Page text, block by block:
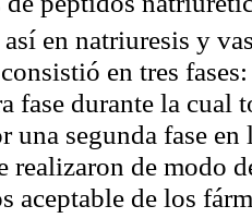
en natriuresis y
en tres
fase durante la cual
una segunda fase
realizaron de modo
aceptable de los